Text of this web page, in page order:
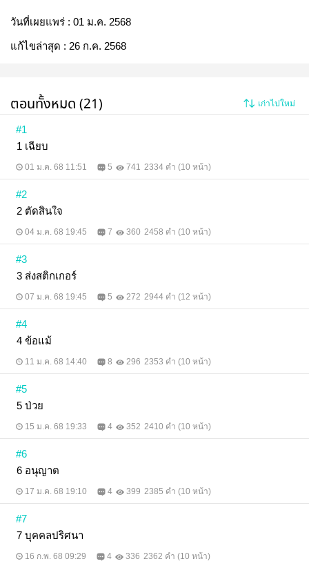
วันที่เผยแพร่ : 01 ม.ค. 2568
แก้ไขล่าสุด : 26 ก.ค. 2568
ตอนทั้งหมด (21) เก่าไปใหม่
#1
1 เฉียบ
01 ม.ค. 68 11:51 5 741 2334 คำ (10 หน้า)
#2
2 ตัดสินใจ
04 ม.ค. 68 19:45 7 360 2458 คำ (10 หน้า)
#3
3 ส่งสติกเกอร์
07 ม.ค. 68 19:45 5 272 2944 คำ (12 หน้า)
#4
4 ข้อแม้
11 ม.ค. 68 14:40 8 296 2353 คำ (10 หน้า)
#5
5 ป่วย
15 ม.ค. 68 19:33 4 352 2410 คำ (10 หน้า)
#6
6 อนุญาต
17 ม.ค. 68 19:10 4 399 2385 คำ (10 หน้า)
#7
7 บุคคลปริศนา
16 ก.พ. 68 09:29 4 336 2362 คำ (10 หน้า)